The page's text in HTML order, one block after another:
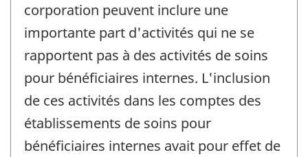
corporation peuvent inclure une
importante part d'activités qui ne se
rapportent pas à des activités de soins
pour bénéficiaires internes. L'inclusion
de ces activités dans les comptes des
établissements de soins pour
bénéficiaires internes avait pour effet de